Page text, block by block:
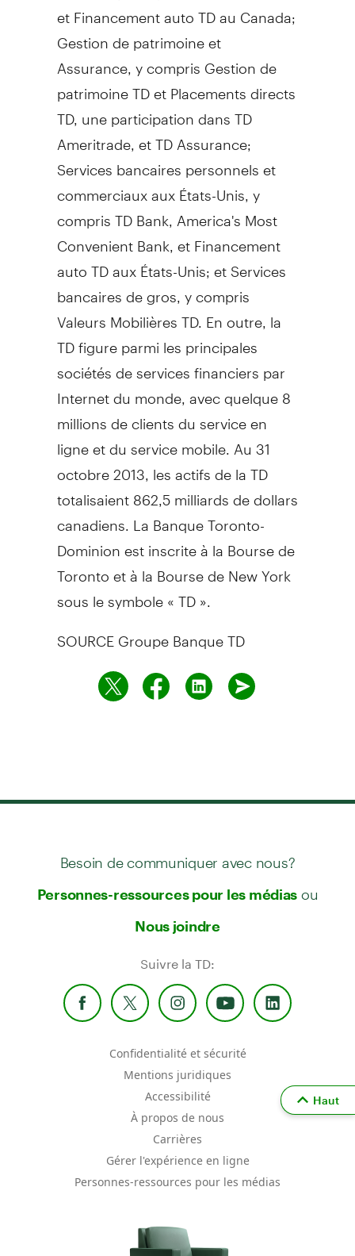
et Financement auto TD au Canada;
Gestion depatrimoine et
Assurance, y comprisGestion de
patrimoine TD et Placements directs
TD, une participation dans TD
Ameritrade, et TD Assurance;
Services bancaires personnels et
commerciaux aux États-Unis, y
compris TD Bank, America's Most
Convenient Bank, et Financement
auto TD aux États-Unis; et Services
bancaires de gros, y compris
Valeurs Mobilières TD. En outre, la
TD figure parmi les principales
sociétés de services financiers par
Internet du monde, avec quelque 8
millions de clients du service en
ligne et du service mobile. Au 31
octobre 2013, les actifs de la TD
totalisaient 862,5 milliards de dollars
canadiens. La Banque Toronto-
Dominion est inscrite à la Bourse de
Torontoet à la Bourse deNew York
sous le symbole « TD ».
SOURCE Groupe Banque TD
Besoin de communiquer avec nous?
Personnes-ressources pour les médias ou
Nous joindre
Suivre la TD:
Confidentialité et sécurité
Mentions juridiques
Accessibilité
À propos de nous
Carrières
Gérer l'expérience en ligne
Personnes-ressources pour les médias
Haut